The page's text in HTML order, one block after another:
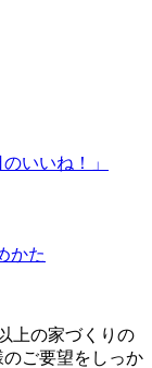
いいね！」
かた
上の家づくりの
ご要望をしっか